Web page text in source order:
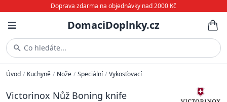
Doprava zdarma na objednávky nad 2000 Kč
DomaciDoplnky.cz
Co hledáte...
Úvod / Kuchyně / Nože / Speciální / Vykosťovací
Victorinox Nůž Boning knife